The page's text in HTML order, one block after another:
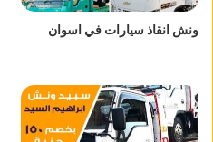
ونش انقاذ سيارات في اسوان